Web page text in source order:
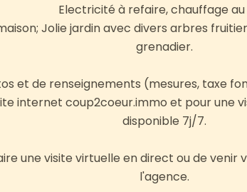
Electricité à refaire, chauffage au
Jolie jardin avec divers arbres
grenadier.
et de renseignements (mesures, taxe
internet coup2coeur.immo et pour une
disponible 7j/7.
une visite virtuelle en direct ou de venir
l'agence.